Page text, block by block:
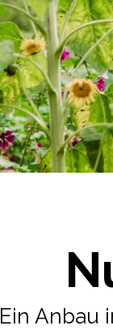
Ein Anbau